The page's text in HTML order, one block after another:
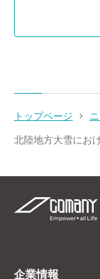
トップページ
北陸地方大雪にお
企業情報